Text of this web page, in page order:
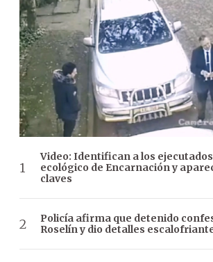
Video: Identifican a los
ecológico de Encarnación y
claves
Policía afirma que detenido
Roselín y dio detalles